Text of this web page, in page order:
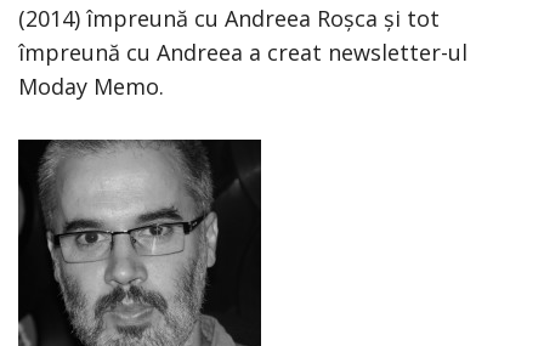
(2014) împreună cu Andreea Roșca și tot
împreună cu Andreea a creat newsletter-ul
Moday Memo.